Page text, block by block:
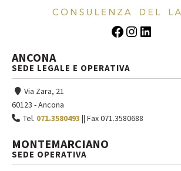
Facebook
Instagram
LinkedIn
ANCONA
SEDE LEGALE E OPERATIVA
Via Zara, 21
60123 - Ancona
Tel. 071.3580493 || Fax 071.3580688
MONTEMARCIANO
SEDE OPERATIVA